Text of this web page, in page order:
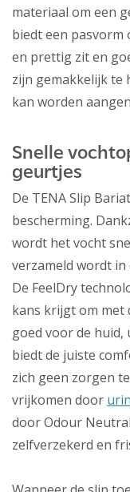
materiaal om een
biedt een
en prettig zit en
zijn gemakkelijk te
kan worden
Snelle
geurtjes
De TENA Slip
bescherming.
wordt het vocht
verzameld wordt
De FeelDry
kans krijgt om met
goed voor de
biedt de juiste
zich geen zorgen
vrijkomen door
door Odour
zelfverzekerd en